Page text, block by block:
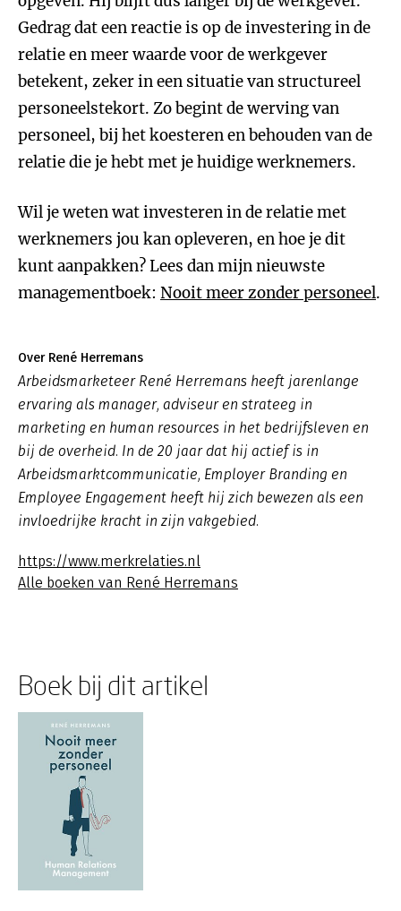
Gedrag dat een reactie is op de investering in de
relatie en meer waarde voor de werkgever
betekent, zeker in een situatie van structureel
personeelstekort. Zo begint de werving van
personeel, bij het koesteren en behouden van de
relatie die je hebt met je huidige werknemers.
Wil je weten wat investeren in de relatie met
werknemers jou kan opleveren, en hoe je dit
kunt aanpakken? Lees dan mijn nieuwste
managementboek: Nooit meer zonder personeel.
Over René Herremans
Arbeidsmarketeer René Herremans heeft jarenlange
ervaring als manager, adviseur en strateeg in
marketing en human resources in het bedrijfsleven en
bij de overheid. In de 20 jaar dat hij actief is in
Arbeidsmarktcommunicatie, Employer Branding en
Employee Engagement heeft hij zich bewezen als een
invloedrijke kracht in zijn vakgebied.
https://www.merkrelaties.nl
Alle boeken van René Herremans
Boek bij dit artikel